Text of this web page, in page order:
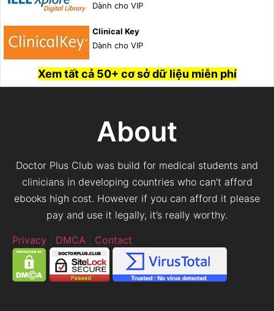
Dành cho VIP
Clinical Key
Dành cho VIP
Xem tất cả 50+ cơ sở dữ liệu miễn phí
About
Doctor Plus Club was build for medical students and
clinicians in developing countries who can’t afford
ebooks high cost. However if you can afford it please
pay and use it legally, it’s really worthy.
Privacy DMCA Contact